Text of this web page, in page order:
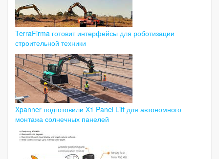
TerraFirma готовит интерфейсы для роботизации
строительной техники
Xpanner подготовили X1 Panel Lift для автономного
монтажа солнечных панелей